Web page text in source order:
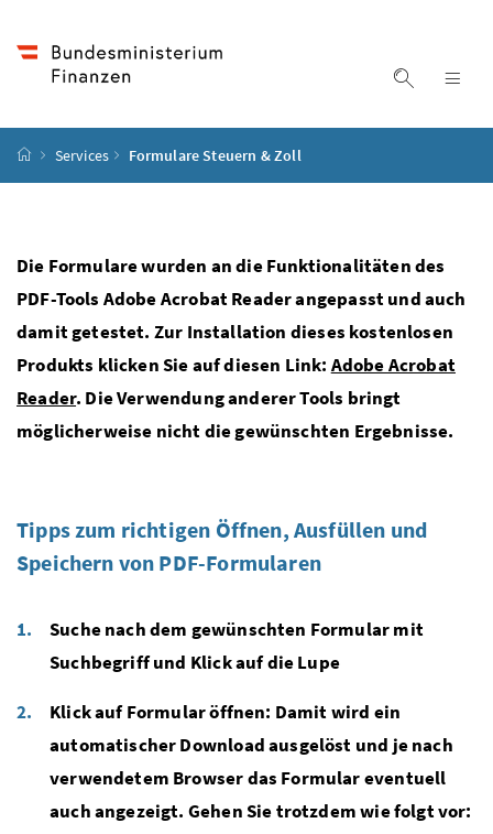
Suche
Startseite
Services Formulare Steuern & Zoll
Die Formulare wurden an die Funktionalitäten des
PDF-Tools Adobe Acrobat Reader angepasst und auch
damit getestet. Zur Installation dieses kostenlosen
Produkts klicken Sie auf diesen Link: Adobe Acrobat
Reader. Die Verwendung anderer Tools bringt
möglicherweise nicht die gewünschten Ergebnisse.
Tipps zum richtigen Öffnen, Ausfüllen und
Speichern von PDF-Formularen
Suche nach dem gewünschten Formular mit
Suchbegriff und Klick auf die Lupe
Klick auf Formular öffnen: Damit wird ein
automatischer Download ausgelöst und je nach
verwendetem Browser das Formular eventuell
auch angezeigt. Gehen Sie trotzdem wie folgt vor: